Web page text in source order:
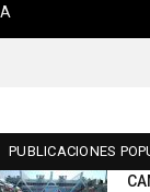
PUBLICACIONES